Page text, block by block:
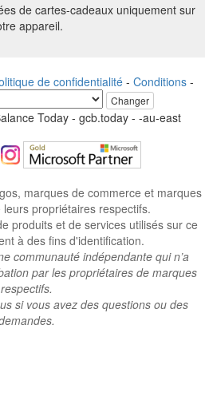
de cartes-cadeaux uniquement sur
appareil.
de confidentialité- Conditions -
Changer
Today - gcb.today - -au-east
marques de commerce et marques
propriétaires respectifs.
produits et de services utilisés sur ce
à des fins d'identification.
communauté indépendante qui n’a
par les propriétaires de marques
respectifs.
si vous avez des questions ou des